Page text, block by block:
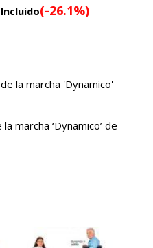
(-26.1%)
marcha ‘Dynamico’ de